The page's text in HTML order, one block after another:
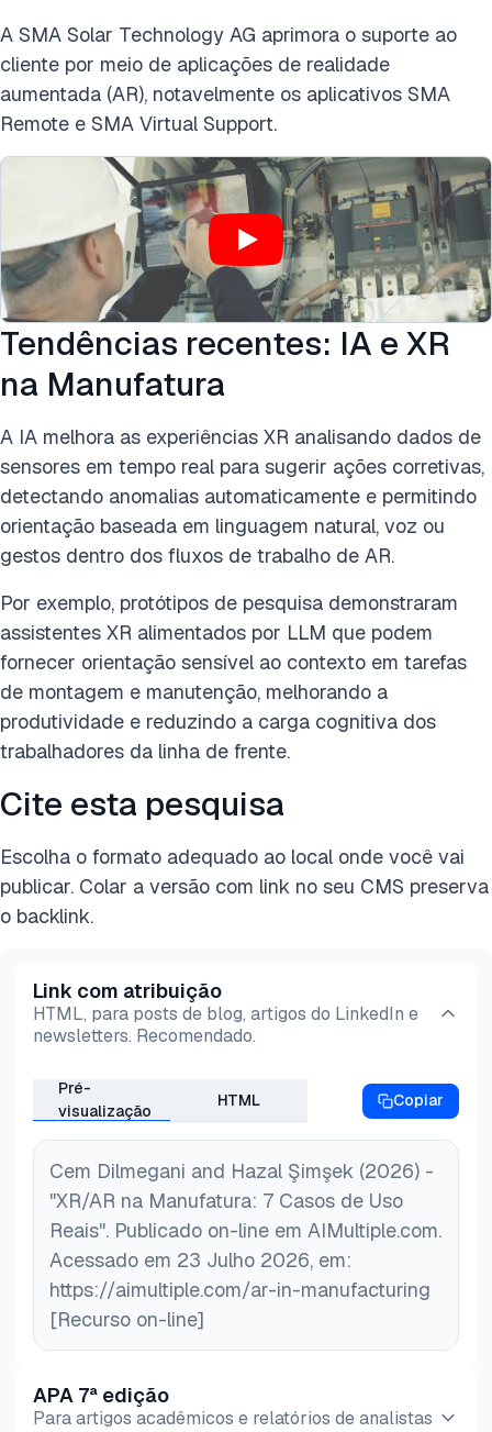
A SMA Solar Technology AG aprimora o suporte ao
cliente por meio de aplicações de realidade
aumentada (AR), notavelmente os aplicativos SMA
Remote e SMA Virtual Support.
Tendências recentes: IA e XR
na Manufatura
A IA melhora as experiências XR analisando dados de
sensores em tempo real para sugerir ações corretivas,
detectando anomalias automaticamente e permitindo
orientação baseada em linguagem natural, voz ou
gestos dentro dos fluxos de trabalho de AR.
Por exemplo, protótipos de pesquisa demonstraram
assistentes XR alimentados por LLM que podem
fornecer orientação sensível ao contexto em tarefas
de montagem e manutenção, melhorando a
produtividade e reduzindo a carga cognitiva dos
trabalhadores da linha de frente.
Cite esta pesquisa
Escolha o formato adequado ao local onde você vai
publicar. Colar a versão com link no seu CMS preserva
o backlink.
Link com atribuição
HTML, para posts de blog, artigos do LinkedIn e
newsletters. Recomendado.
Pré-
visualização
HTML Copiar
Cem Dilmegani and Hazal Şimşek (2026) -
"XR/AR na Manufatura: 7 Casos de Uso
Reais". Publicado on-line em AIMultiple.com.
Acessado em 23 Julho 2026, em:
https://aimultiple.com/ar-in-manufacturing
[Recurso on-line]
APA 7ª edição
Para artigos acadêmicos e relatórios de analistas